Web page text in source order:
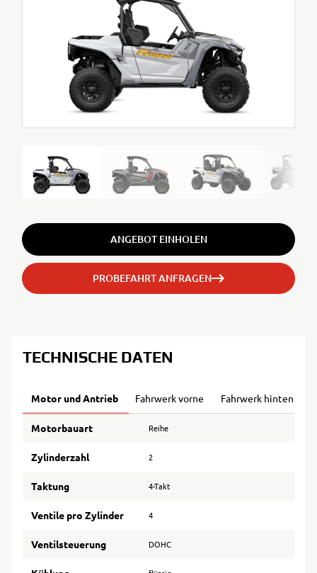
ANGEBOT EINHOLEN
PROBEFAHRT ANFRAGEN
TECHNISCHE DATEN
Motor und Antrieb Fahrwerk vorne Fahrwerk hinten
Motorbauart Reihe
Zylinderzahl 2
Taktung 4-Takt
Ventile pro Zylinder 4
Ventilsteuerung DOHC